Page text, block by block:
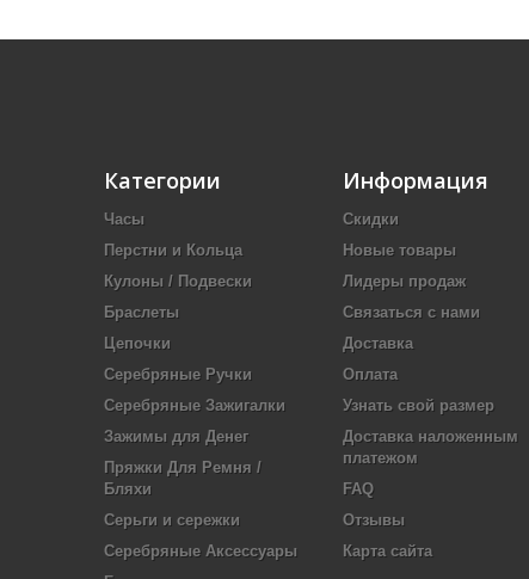
Категории
Часы
Перстни и Кольца
Кулоны / Подвески
Браслеты
Цепочки
Серебряные Ручки
Серебряные Зажигалки
Зажимы для Денег
Пряжки Для Ремня /
Бляхи
Серьги и сережки
Серебряные Аксессуары
Информация
Скидки
Новые товары
Лидеры продаж
Связаться с нами
Доставка
Оплата
Узнать свой размер
Доставка наложенным
платежом
FAQ
Отзывы
Карта сайта